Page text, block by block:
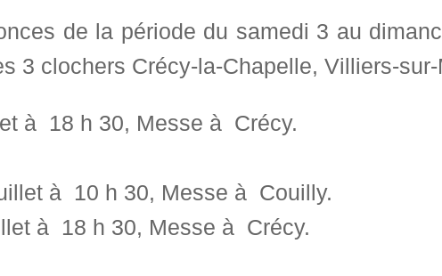
de la période du samedi 3 au
3 clochers Crécy-la-Chapelle, Villiers-
à 18 h 30, Messe à Crécy.
à 10 h 30, Messe à Couilly.
à 18 h 30, Messe à Crécy.